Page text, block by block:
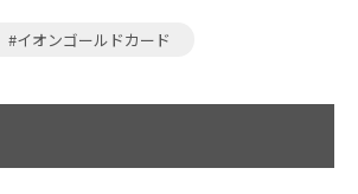
#イオンゴールドカード